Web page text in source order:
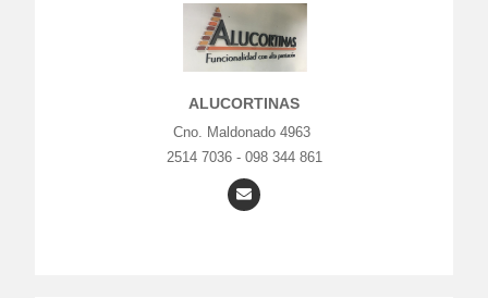
ALUCORTINAS
Cno. Maldonado 4963
2514 7036 - 098 344 861